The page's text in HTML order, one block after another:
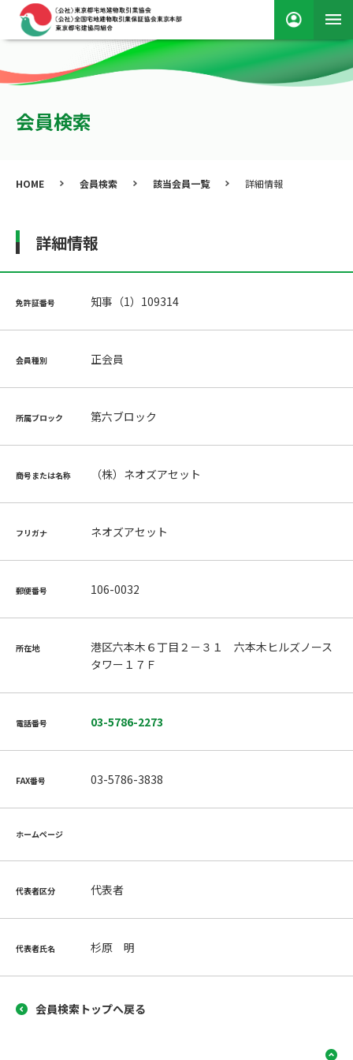
会員検索
HOME 会員検索 該当会員一覧 詳細情報
詳細情報
免許証番号 知事（1）109314
会員種別 正会員
所属ブロック 第六ブロック
商号または名称 （株）ネオズアセット
フリガナ ネオズアセット
郵便番号 106-0032
所在地
港区六本木６丁目２－３１ 六本木ヒルズノース
タワー１７Ｆ
電話番号 03-5786-2273
FAX番号 03-5786-3838
ホームページ
代表者区分 代表者
代表者氏名 杉原 明
会員検索トップへ戻る